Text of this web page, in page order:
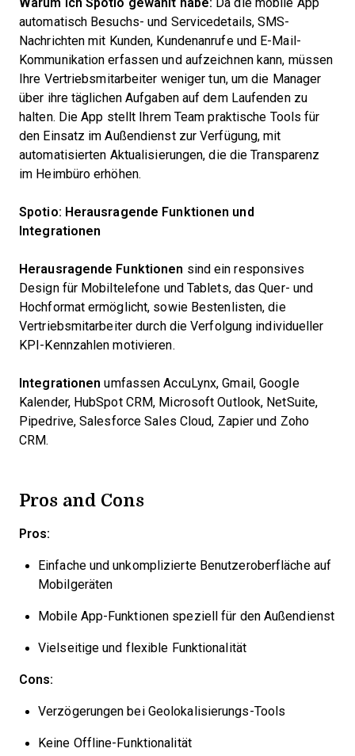
Warum ich Spotio gewählt habe: Da die mobile App
automatisch Besuchs- und Servicedetails, SMS-
Nachrichten mit Kunden, Kundenanrufe und E-Mail-
Kommunikation erfassen und aufzeichnen kann, müssen
Ihre Vertriebsmitarbeiter weniger tun, um die Manager
über ihre täglichen Aufgaben auf dem Laufenden zu
halten. Die App stellt Ihrem Team praktische Tools für
den Einsatz im Außendienst zur Verfügung, mit
automatisierten Aktualisierungen, die die Transparenz
im Heimbüro erhöhen.
Spotio: Herausragende Funktionen und
Integrationen
Herausragende Funktionen sind ein responsives
Design für Mobiltelefone und Tablets, das Quer- und
Hochformat ermöglicht, sowie Bestenlisten, die
Vertriebsmitarbeiter durch die Verfolgung individueller
KPI-Kennzahlen motivieren.
Integrationen umfassen AccuLynx, Gmail, Google
Kalender, HubSpot CRM, Microsoft Outlook, NetSuite,
Pipedrive, Salesforce Sales Cloud, Zapier und Zoho
CRM.
Pros and Cons
Pros:
Einfache und unkomplizierte Benutzeroberfläche auf
Mobilgeräten
Mobile App-Funktionen speziell für den Außendienst
Vielseitige und flexible Funktionalität
Cons:
Verzögerungen bei Geolokalisierungs-Tools
Keine Offline-Funktionalität